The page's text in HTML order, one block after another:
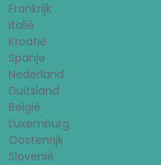
Frankrijk
Italië
Kroatië
Spanje
Nederland
Duitsland
België
Luxemburg
Oostenrijk
Slovenië